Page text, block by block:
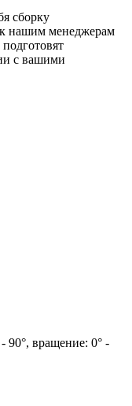
сборку
к нашим менеджерам
с вашими
90°, вращение: 0° -